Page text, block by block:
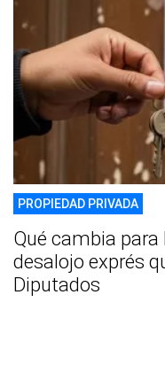
PROPIEDAD PRIVADA
Qué cambia para
desalojo exprés
Diputados